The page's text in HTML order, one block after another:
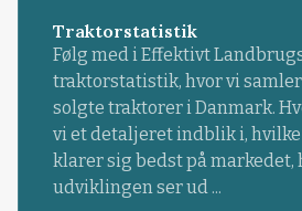
Traktorstatistik
Følg med i Effektivt
traktorstatistik, hvor vi
solgte traktorer i Danmark.
vi et detaljeret indblik i,
klarer sig bedst på markedet,
udviklingen ser ud ...